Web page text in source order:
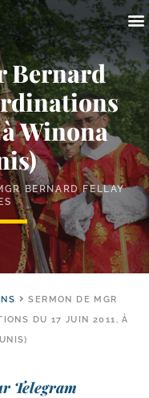
Bernard
Winona
BERNARD FELLAY
SERMON DE MGR
DU 17 JUIN 2011, À
Telegram